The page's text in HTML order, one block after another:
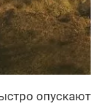
опускают